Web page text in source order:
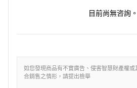
目前尚無咨詢。
如您發現商品有不實廣告、侵害智慧財產權或
合銷售之情形，請提出檢舉